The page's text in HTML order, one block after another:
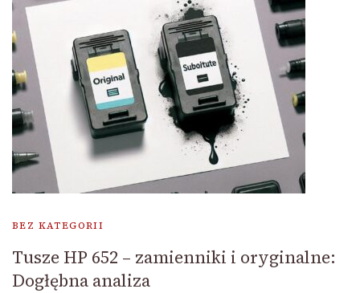
BEZ KATEGORII
Tusze HP 652 – zamienniki i oryginalne:
Dogłębna analiza